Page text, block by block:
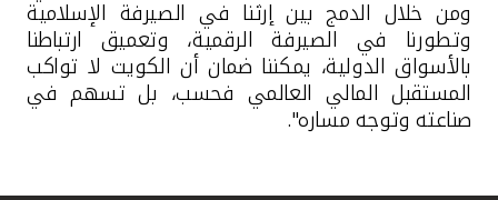
ومن خلال الدمج بين إرثنا في الصيرفة الإسلامية
وتطورنا في الصيرفة الرقمية، وتعميق ارتباطنا
بالأسواق الدولية، يمكننا ضمان أن الكويت لا تواكب
المستقبل المالي العالمي فحسب، بل تسهم في
صناعته وتوجه مساره".